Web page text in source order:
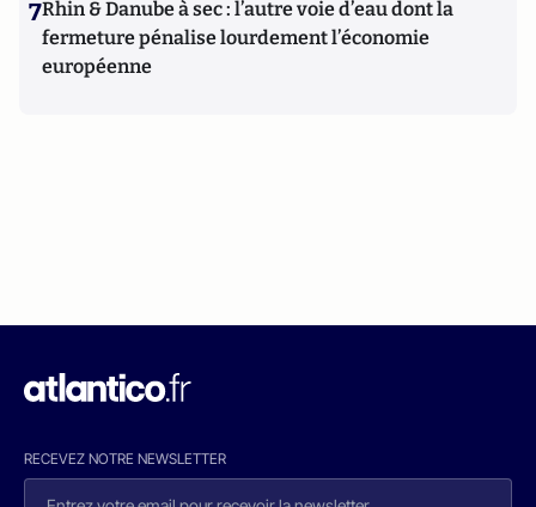
7Rhin & Danube à sec : l’autre voie d’eau dont la
fermeture pénalise lourdement l’économie
européenne
RECEVEZ NOTRE NEWSLETTER